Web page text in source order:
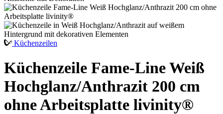
Küchenzeilen
Küchenzeile Fame-Line Weiß
Hochglanz/Anthrazit 200 cm
ohne Arbeitsplatte livinity®